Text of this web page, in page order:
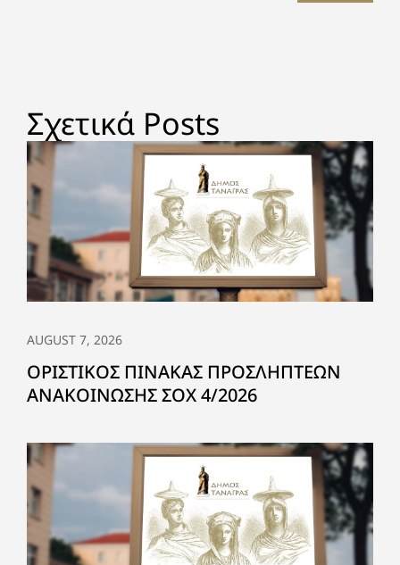
Σχετικά Posts
AUGUST 7, 2026
ΟΡΙΣΤΙΚΟΣ ΠΙΝΑΚΑΣ ΠΡΟΣΛΗΠΤΕΩΝ
ΑΝΑΚΟΙΝΩΣΗΣ ΣΟΧ 4/2026